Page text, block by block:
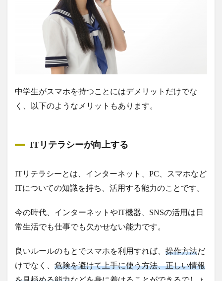
中学生がスマホを持つことにはデメリットだけでな
く、以下のようなメリットもあります。
ITリテラシーが向上する
ITリテラシーとは、インターネット、PC、スマホなど
ITについての知識を持ち、活用する能力のことです。
今の時代、インターネットやIT機器、SNSの活用は日
常生活でも仕事でも欠かせない能力です。
良いルールのもとでスマホを利用すれば、 操作方法だ
けでなく、 危険を避けて上手に使う方法、正しい情報